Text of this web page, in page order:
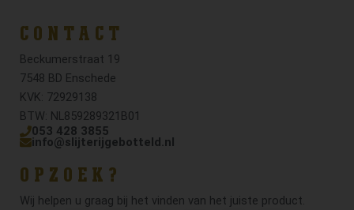
CONTACT
Beckumerstraat 19
7548 BD Enschede
KVK: 72929138
BTW: NL859289321B01
053 428 3855
info@slijterijgebotteld.nl
OPZOEK?
Wij helpen u graag bij het vinden van het juiste product.